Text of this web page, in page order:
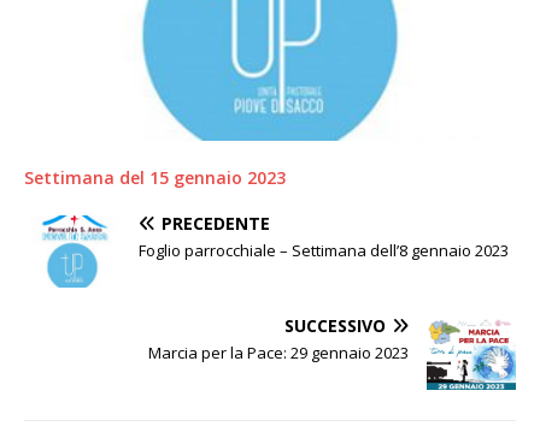
Settimana del 15 gennaio 2023
PRECEDENTE
Foglio parrocchiale – Settimana dell’8 gennaio 2023
SUCCESSIVO
Marcia per la Pace: 29 gennaio 2023